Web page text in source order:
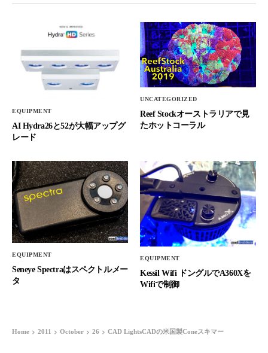
EQUIPMENT
AI Hydra26と52が大幅アップグ
レード
UNCATEGORIZED
Reef Stockオーストラリアで見
たホットコーラル
EQUIPMENT
Seneye Spectraはスペクトルメー
タ
EQUIPMENT
Kessil Wifi ドングルでA360Xを
Wifiで制御
Home 2011 October 26 CAD LightsCADの米国製Coneスキマー